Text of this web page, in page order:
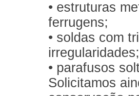
• estruturas
ferrugens;
• soldas com
• parafusos
Solicitamos